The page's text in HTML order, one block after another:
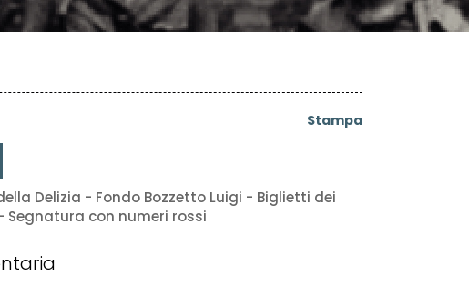
Stampa
Delizia - Fondo Bozzetto Luigi - Biglietti dei
con numeri rossi